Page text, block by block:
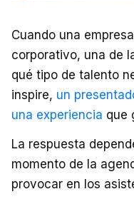
Cuando una
corporativo, una de
qué tipo de talento
inspire, un
una experiencia que
La respuesta
momento de la
provocar en los